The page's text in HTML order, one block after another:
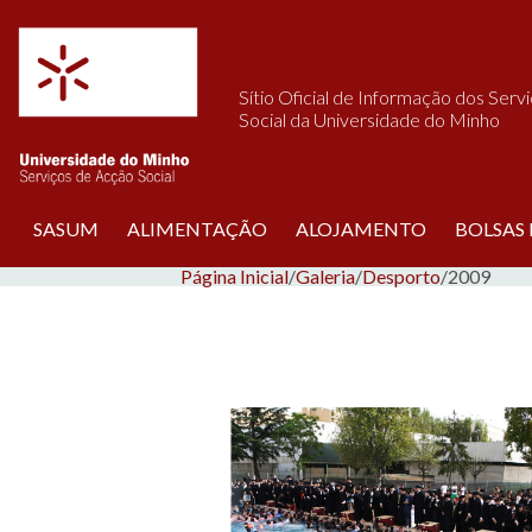
Sítio Oficial de Informação dos
Social da Universidade do Minho
SASUM ALIMENTAÇÃO ALOJAMENTO BOLSAS
Página Inicial/Galeria/Desporto/2009